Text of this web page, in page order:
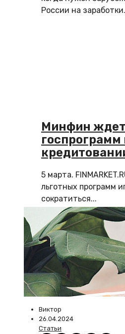
России на
Минфин
5 марта.
льготных программ
сократиться...
Виктор
26.04.2024
Статьи